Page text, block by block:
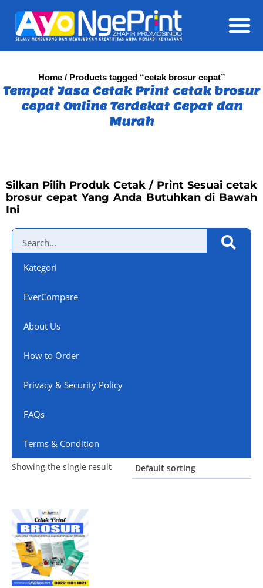
Home/ Products tagged “cetak brosur cepat”
Tempat Jasa Cetak Print cetak brosur
cepat Online Terdekat Cepat dan
Murah
Silkan Pilih Produk Cetak / Print Sesuai cetak
brosur cepat Yang Anda Butuhkan di Bawah
Ini
Kategori
EverCompare
About Us
How to Order
Privacy & Security Policy
FAQs
Terms & Condition
Showing the single result